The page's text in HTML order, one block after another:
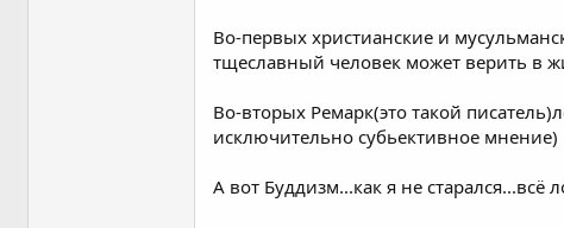
Во-первых христианские и
тщеславный человек может верить в
Во-вторых Ремарк(это такой
исключительно субьективное мнение)
А вот Буддизм...как я не